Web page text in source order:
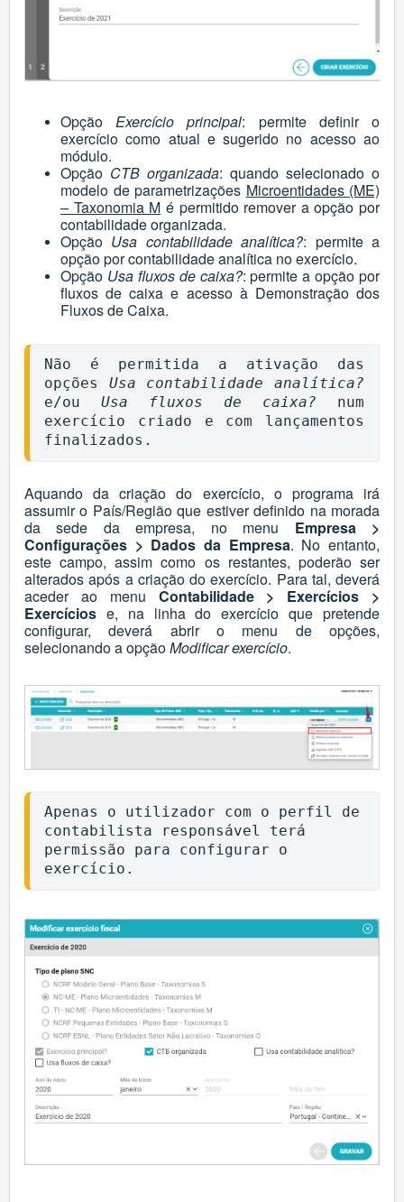
OpçãoExercício principal: permite definir o
exercício como atual e sugerido no acesso ao
módulo.
Opção CTB organizada: quando selecionado o
modelo de parametrizações Microentidades (ME)
– Taxonomia M é permitido remover a opção por
contabilidade organizada.
Opção Usa contabilidade analítica?: permite a
opção por contabilidade analítica no exercício.
Opção Usa fluxos de caixa?: permite a opção por
fluxos de caixa e acesso à Demonstração dos
Fluxos de Caixa.
Não é permitida a ativação das
opções
e/ou Usa fluxos de caixa? num
exercício criado e com lançamentos
finalizados.
Aquando da criação do exercício, o programa irá
assumir o País/Região que estiver definido na morada
da sede da empresa, no menu Empresa >
Configurações > Dados da Empresa. No entanto,
este campo, assim como os restantes, poderão ser
alterados após a criação do exercício. Para tal, deverá
aceder ao menu Contabilidade > Exercícios >
Exercícios e, na linha do exercício que pretende
configurar, deverá abrir o menu de opções,
selecionando a opçãoModificar exercício.
Apenas o utilizador com o perfil de
contabilista responsável terá
permissão para configurar o
exercício.